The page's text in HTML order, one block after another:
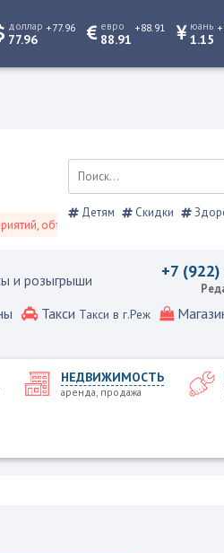
доллар
77.96
+77.96 евро
88.91
+88.91 юань
1.15
Режевской справочник
Детям Скидки
и розыгрыши +7
Такси Такси в г.Реж
НЕДВИЖИМОСТЬ
аренда, продажа